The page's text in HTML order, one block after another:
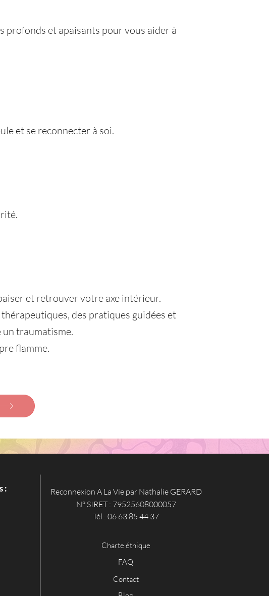
profonds et apaisants pour vous aider à
et se reconnecter à soi.
et retrouver votre axe intérieur.
des pratiques guidées et
traumatisme.
flamme.
:
Reconnexion A La Vie par Nathalie GERARD
N° SIRET : 79525608000057
Tél : 06 63 85 44 37
Charte éthique
FAQ
Contact